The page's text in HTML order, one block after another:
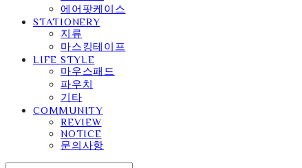
에어팟케이스
STATIONERY
지류
마스킹테이프
LIFE STYLE
마우스패드
파우치
기타
COMMUNITY
REVIEW
NOTICE
문의사항